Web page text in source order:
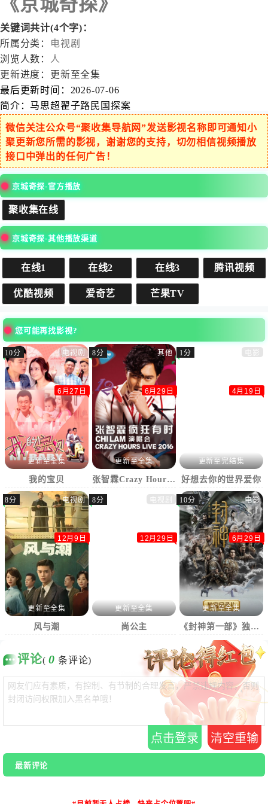
关键词共计(4个字)：
所属分类：
电视剧
浏览人数：
人
更新进度：
更新至全集
最后更新时间： 2026-07-06
简介： 马思超翟子路民国探案
微信关注公众号“聚收集导航网”发送影视名称即可通知小
聚更新您所需的影视，谢谢您的支持，切勿相信视频播放
接口中弹出的任何广告！
京城奇探-官方播放
聚收集在线
京城奇探-其他播放渠道
在线1 在线2 在线3 腾讯视频
优酷视频 爱奇艺 芒果TV
您可能再找影视?
10分 电视剧
6月27日
更新至全集
我的宝贝
8分 其他
6月29日
更新至全集
张智霖Crazy Hours live 2016上海演唱会
1分 电影
4月19日
更新至完结集
好想去你的世界爱你
8分 电视剧
12月9日
更新至全集
风与潮
8分 电视剧
12月29日
更新至全集
尚公主
10分 电影
6月29日
更新至全集
《封神第一部》独家纪录片
评论(0 条评论)
点击登录 清空重输
最新评论